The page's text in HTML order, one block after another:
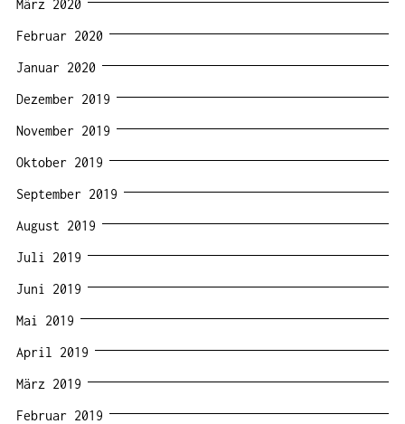
März 2020
Februar 2020
Januar 2020
Dezember 2019
November 2019
Oktober 2019
September 2019
August 2019
Juli 2019
Juni 2019
Mai 2019
April 2019
März 2019
Februar 2019